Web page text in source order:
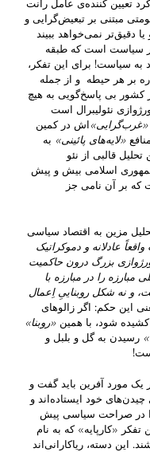
تعیین کننده‌ی عامل رانت
مبتنی بر تبعیض‌گرایی و
دقیق‌تر نمی‌خواهد ببیند
سیاست است که طبقه
به سیاست! برای این تفکر،
بر هر حیطه و از جمله
کشور بی پاسخ‌گویی به هیچ
نئولیبرال است
«غرب‌گرایی»‌اش در کمین
«لایه‌های پائینی» به
قالبی از نئو
جمهوری اسلامی بیش و پیش
که بر آن نامی جز
مزین به اقتصاد سیاسی
عادلانه و دموکراتیک
بزرگ درون حاکمیت
را در مبارزه با
و نه شکل روبناییِ اِعمال
این حکم: اگر زالوهای
کشیده شود، با همین «روبنا»
رسیدن به گل و بلبل و
یک مورد آفرین باید گفت و
خود ایستاده‌اند و
در صراحت سیاسی پیش
«کارپایه» که به نام
این دسته، ریاکارانی‌اند